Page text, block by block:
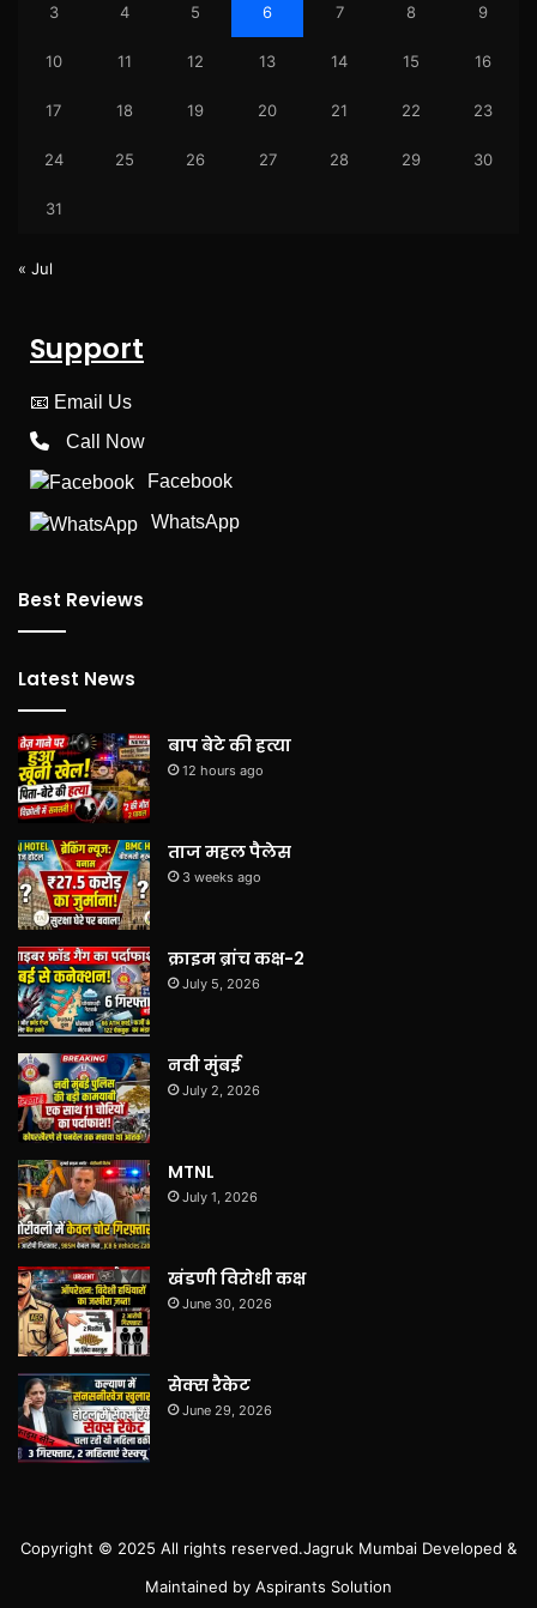
3 4 5 6 7 8 9
10 11 12 13 14 15 16
17 18 19 20 21 22 23
24 25 26 27 28 29 30
31
« Jul
Support
📧 Email Us
Call Now
Facebook
WhatsApp
Best Reviews
Latest News
बाप बेटे की हत्या
12 hours ago
ताज महल पैलेस
3 weeks ago
क्राइम ब्रांच कक्ष-2
July 5, 2026
नवी मुंबई
July 2, 2026
MTNL
July 1, 2026
खंडणी विरोधी कक्ष
June 30, 2026
सेक्स रैकेट
June 29, 2026
Copyright © 2025 All rights reserved.Jagruk Mumbai Developed &
Maintained by Aspirants Solution